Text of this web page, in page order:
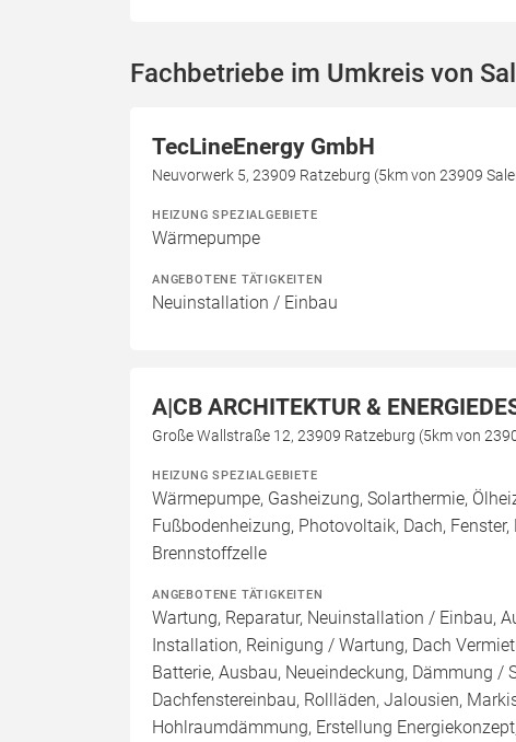
Fachbetriebe im Umkreis von
TecLineEnergy GmbH
Neuvorwerk 5, 23909 Ratzeburg (5km von 23909
HEIZUNG SPEZIALGEBIETE
Wärmepumpe
ANGEBOTENE TÄTIGKEITEN
Neuinstallation / Einbau
A|CB ARCHITEKTUR &
Große Wallstraße 12, 23909 Ratzeburg (5km von
HEIZUNG SPEZIALGEBIETE
Wärmepumpe, Gasheizung, Solarthermie,
Fußbodenheizung, Photovoltaik, Dach,
Brennstoffzelle
ANGEBOTENE TÄTIGKEITEN
Wartung, Reparatur, Neuinstallation / Einbau,
Installation, Reinigung / Wartung, Dach
Batterie, Ausbau, Neueindeckung, Dämmung /
Dachfenstereinbau, Rollläden, Jalousien,
Hohlraumdämmung, Erstellung